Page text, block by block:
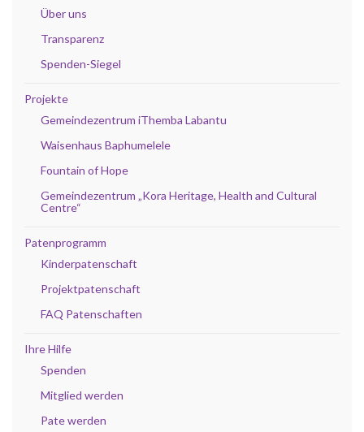
Über uns
Transparenz
Spenden-Siegel
Projekte
Gemeindezentrum iThemba Labantu
Waisenhaus Baphumelele
Fountain of Hope
Gemeindezentrum „Kora Heritage, Health and Cultural
Centre“
Patenprogramm
Kinderpatenschaft
Projektpatenschaft
FAQ Patenschaften
Ihre Hilfe
Spenden
Mitglied werden
Pate werden